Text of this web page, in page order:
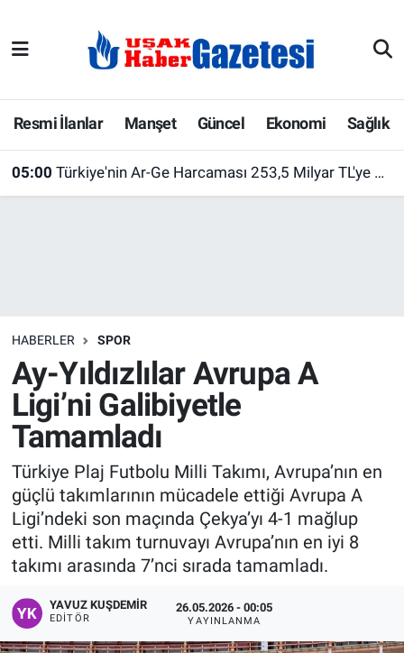
Resmi İlanlar Manşet Güncel Ekonomi Sağlık
05:00 Türkiye'nin Ar-Ge Harcaması 253,5 Milyar TL'ye Ulaştı! Üniversiteler İlk Sırada Yer Aldı
HABERLER SPOR
Ay-Yıldızlılar Avrupa A
Ligi’ni Galibiyetle
Tamamladı
Türkiye Plaj Futbolu Milli Takımı, Avrupa’nın en
güçlü takımlarının mücadele ettiği Avrupa A
Ligi’ndeki son maçında Çekya’yı 4-1 mağlup
etti. Milli takım turnuvayı Avrupa’nın en iyi 8
takımı arasında 7’nci sırada tamamladı.
YAVUZ KUŞDEMIR
EDITÖR
26.05.2026 - 00:05
YAYINLANMA
E-Gazete
Ekonomi
Köşe Yazarları
Kültür Sanat
Manşet
Resmi İlanlar
Sağlık
Son Dakika
Spor
Uşak Hava Durumu
Uşak Trafik Yoğunluk Haritası